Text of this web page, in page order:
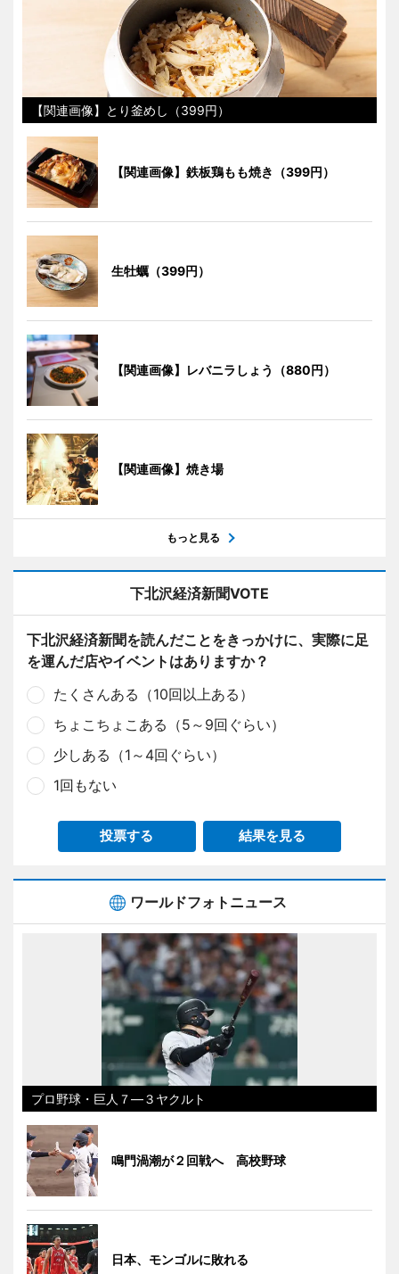
【関連画像】とり釜めし（399円）
【関連画像】鉄板鶏もも焼き（399円）
生牡蠣（399円）
【関連画像】レバニラしょう（880円）
【関連画像】焼き場
もっと見る
下北沢経済新聞VOTE
下北沢経済新聞を読んだことをきっかけに、実際に足
を運んだ店やイベントはありますか？
たくさんある（10回以上ある）
ちょこちょこある（5～9回ぐらい）
少しある（1～4回ぐらい）
1回もない
投票する 結果を見る
ワールドフォトニュース
プロ野球・巨人７―３ヤクルト
鳴門渦潮が２回戦へ 高校野球
日本、モンゴルに敗れる